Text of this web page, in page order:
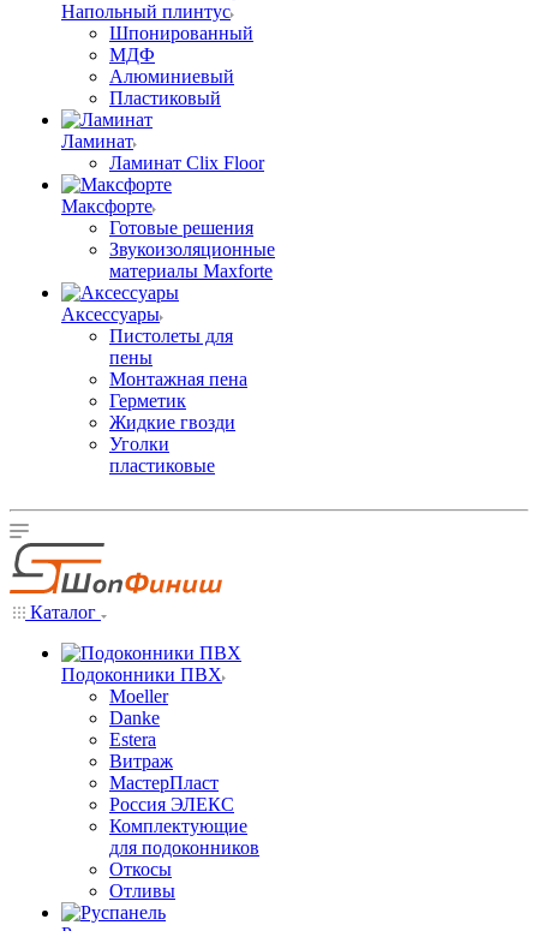
Напольный плинтус
Шпонированный
МДФ
Алюминиевый
Пластиковый
Ламинат
Ламинат Clix Floor
Максфорте
Готовые решения
Звукоизоляционные
материалы Maxforte
Аксессуары
Пистолеты для
пены
Монтажная пена
Герметик
Жидкие гвозди
Уголки
пластиковые
Каталог
Подоконники ПВХ
Moeller
Danke
Estera
Витраж
МастерПласт
Россия ЭЛЕКС
Комплектующие
для подоконников
Откосы
Отливы